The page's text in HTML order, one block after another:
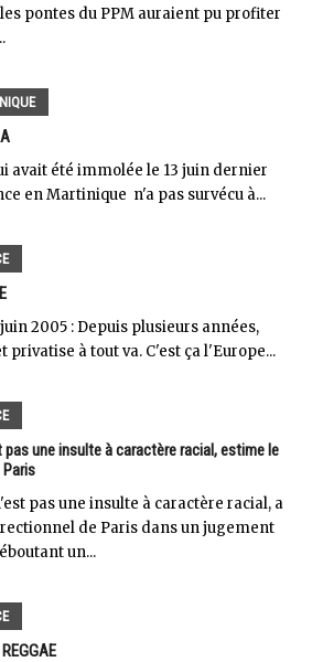
pontes du PPM auraient pu profiter
avait été immolée le 13 juin dernier
en Martinique n'a pas survécu à...
2005 : Depuis plusieurs années,
privatise à tout va. C'est ça l'Europe...
pas une insulte à caractère racial, estime le
pas une insulte à caractère racial, a
de Paris dans un jugement
un...